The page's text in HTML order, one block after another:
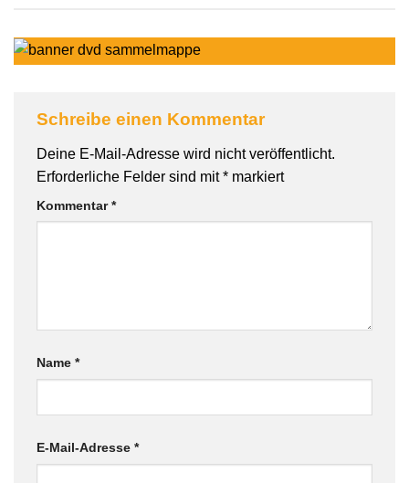
Schreibe einen Kommentar
Deine E-Mail-Adresse wird nicht veröffentlicht.
Erforderliche Felder sind mit* markiert
Kommentar*
Name *
E-Mail-Adresse *